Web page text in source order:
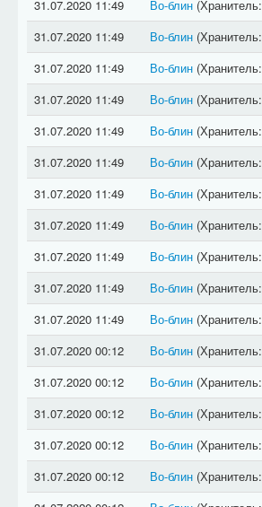
31.07.2020 11:49
Во-блин(Хранитель:
31.07.2020 11:49
Во-блин(Хранитель:
31.07.2020 11:49
Во-блин(Хранитель:
31.07.2020 11:49
Во-блин(Хранитель:
31.07.2020 11:49
Во-блин(Хранитель:
31.07.2020 11:49
Во-блин(Хранитель:
31.07.2020 11:49
Во-блин(Хранитель:
31.07.2020 11:49
Во-блин(Хранитель:
31.07.2020 11:49
Во-блин(Хранитель:
31.07.2020 11:49
Во-блин(Хранитель:
31.07.2020 11:49
Во-блин(Хранитель:
31.07.2020 00:12
Во-блин(Хранитель:
31.07.2020 00:12
Во-блин(Хранитель:
31.07.2020 00:12
Во-блин(Хранитель:
31.07.2020 00:12
Во-блин(Хранитель:
31.07.2020 00:12
Во-блин(Хранитель: